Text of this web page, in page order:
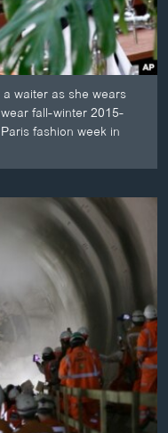
waiter as she wears
fall-winter 2015-
fashion week in